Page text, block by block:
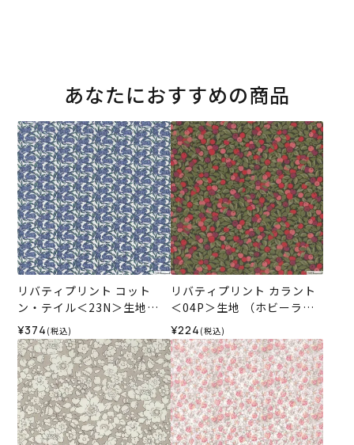
あなたにおすすめの商品
リバティプリント コット
ン・テイル＜23N＞生地
（ホビーラホビーレオリジ
ナル）2026ES
¥374 (税込)
リバティプリント カラント
＜04P＞生地 （ホビーラホ
ビーレオリジナル）2025ES
¥224 (税込)